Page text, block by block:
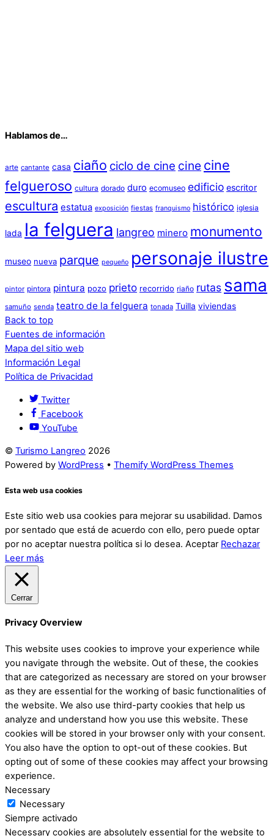
Hablamos de…
arte cantante casa ciaño ciclo de cine cine cine
felgueroso cultura dorado duro ecomuseo edificio escritor
escultura estatua exposición fiestas franquismo histórico iglesia
lada la felguera langreo minero monumento
museo nueva parque pequeño personaje ilustre
pintor pintora pintura pozo prieto recorrido riaño rutas sama
samuño senda teatro de la felguera tonada Tuilla viviendas
Back to top
Fuentes de información
Mapa del sitio web
Información Legal
Política de Privacidad
Twitter
Facebook
YouTube
© Turismo Langreo 2026
Powered by WordPress • Themify WordPress Themes
Esta web usa cookies
Este sitio web usa cookies para mejorar su usabilidad. Damos
por sentado que está de acuerdo con ello, pero puede optar
por no aceptar nuestra política si lo desea. Aceptar Rechazar
Leer más
Cerrar
Privacy Overview
This website uses cookies to improve your experience while
you navigate through the website. Out of these, the cookies
that are categorized as necessary are stored on your browser
as they are essential for the working of basic functionalities of
the website. We also use third-party cookies that help us
analyze and understand how you use this website. These
cookies will be stored in your browser only with your consent.
You also have the option to opt-out of these cookies. But
opting out of some of these cookies may affect your browsing
experience.
Necessary
Necessary
Siempre activado
Necessary cookies are absolutely essential for the website to